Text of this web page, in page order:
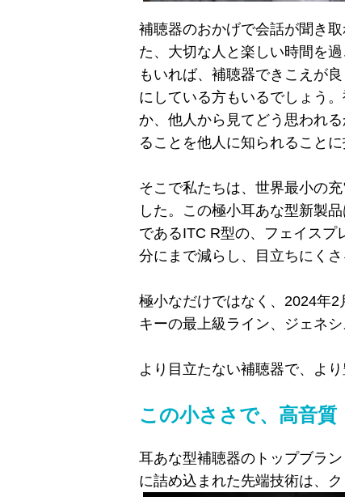
補聴器のおかげで会話が聞き
た、大切な人と楽しい時間を
もいれば、補聴器できこえが
にしている方もいるでしょう
か、他人から見てどう思われ
ることを他人に知られること
そこで私たちは、世界最小の
した。この極小耳あな型新製
であるITC R型の、フェイスプ
分にまで減らし、目立ちにくさ
極小なだけではなく、2024年
キーの最上級ライン、ジェネ
より目立たない補聴器で、より
この小ささで、高音質
耳あな型補聴器のトップブラ
に詰め込まれた先端技術は、